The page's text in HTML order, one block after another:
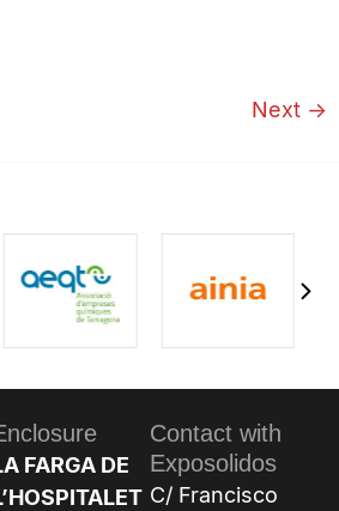
Next →
FARGA DE
Contact with
Exposolidos
C/ Francisco